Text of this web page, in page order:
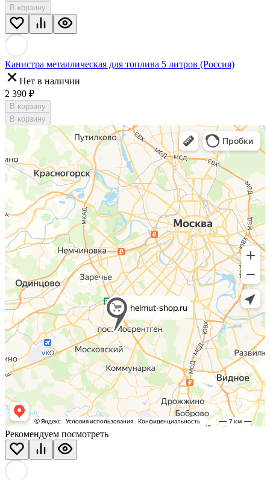
В корзину
Канистра металлическая для топлива 5 литров (Россия)
Нет в наличии
2 390 ₽
В корзину
В корзину
Рекомендуем посмотреть